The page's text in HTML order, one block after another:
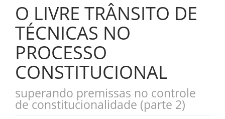
O LIVRE TRÂNSITO DE
TÉCNICAS NO
PROCESSO
CONSTITUCIONAL
superando premissas no controle
de constitucionalidade (parte 2)